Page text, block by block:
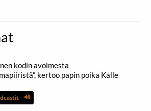
kodin avoimesta
kertoo papin poika Kalle